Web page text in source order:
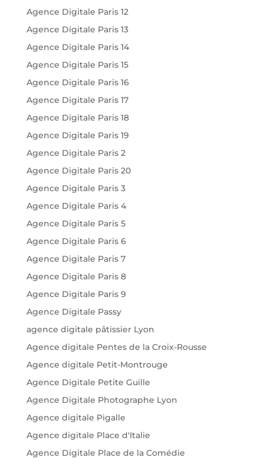
Agence Digitale Paris 12
Agence Digitale Paris 13
Agence Digitale Paris 14
Agence Digitale Paris 15
Agence Digitale Paris 16
Agence Digitale Paris 17
Agence Digitale Paris 18
Agence Digitale Paris 19
Agence Digitale Paris 2
Agence Digitale Paris 20
Agence Digitale Paris 3
Agence Digitale Paris 4
Agence Digitale Paris 5
Agence Digitale Paris 6
Agence Digitale Paris 7
Agence Digitale Paris 8
Agence Digitale Paris 9
Agence Digitale Passy
agence digitale pâtissier Lyon
Agence digitale Pentes de la Croix-Rousse
Agence digitale Petit-Montrouge
Agence Digitale Petite Guille
Agence Digitale Photographe Lyon
Agence digitale Pigalle
Agence digitale Place d'Italie
Agence Digitale Place de la Comédie